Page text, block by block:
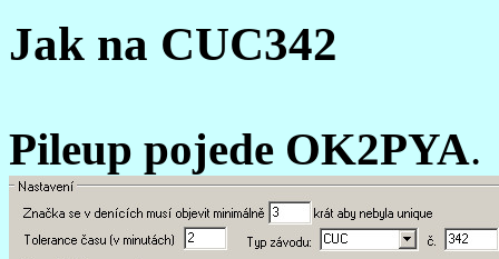
Jak na CUC342
Pileup pojede OK2PYA.